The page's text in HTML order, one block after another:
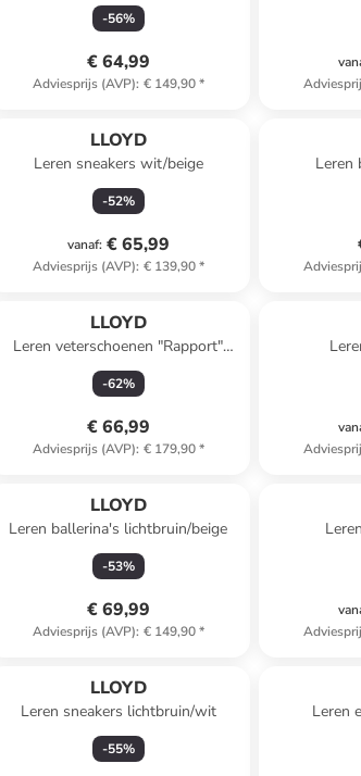
-56%
€ 64,99
Adviesprijs (AVP): € 149,90*
LLOYD
Leren sneakers wit/beige
-52%
vanaf: € 65,99
Adviesprijs (AVP): € 139,90*
Leren
LLOYD
Leren veterschoenen "Rapport"
lichtbruin
-62%
€ 66,99
Adviesprijs (AVP): € 179,90*
LLOYD
Leren ballerina's lichtbruin/beige
-53%
€ 69,99
Adviesprijs (AVP): € 149,90*
LLOYD
Leren sneakers lichtbruin/wit
-55%
Leren